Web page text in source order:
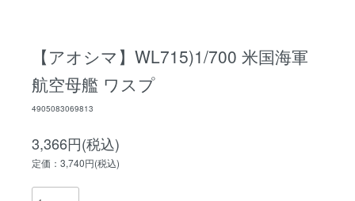
【アオシマ】WL715)1/700 米国海軍
航空母艦 ワスプ
4905083069813
3,366円(税込)
定価：3,740円(税込)